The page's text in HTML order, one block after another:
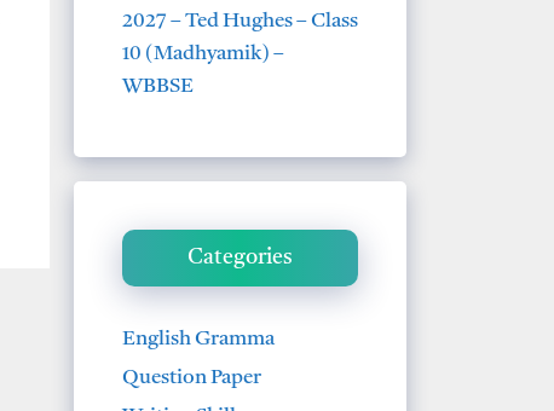
2027 – Ted Hughes – Class
10 (Madhyamik) –
WBBSE
Categories
English Gramma
Question Paper